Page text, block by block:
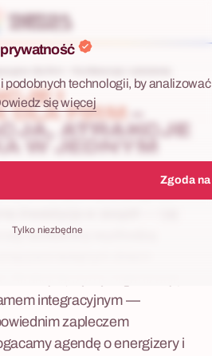
podobnych technologii, by
się więcej
Tylko niezbędne
Zgoda
I
DLA FIRM
ATRAKCJE
W JEDNYM
to nie tylko sala, projektor i
uczestnicy wychodzą
integracyjnym —
zapleczem
agendę o energizery i